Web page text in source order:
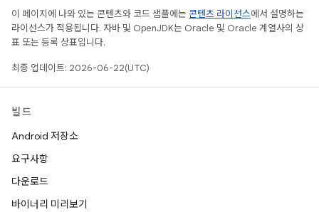
이 페이지에 나와 있는 콘텐츠와 코드 샘플에는 콘텐츠 라이선스에서 설명하는
라이선스가 적용됩니다. 자바 및 OpenJDK는 Oracle 및 Oracle 계열사의 상
표 또는 등록 상표입니다.
최종 업데이트: 2026-06-22(UTC)
빌드
Android 저장소
요구사항
다운로드
바이너리 미리보기